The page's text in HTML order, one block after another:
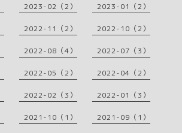
2023-02（2） 2023-01（2）
2022-11（2） 2022-10（2）
2022-08（4） 2022-07（3）
2022-05（2） 2022-04（2）
2022-02（3） 2022-01（3）
2021-10（1） 2021-09（1）